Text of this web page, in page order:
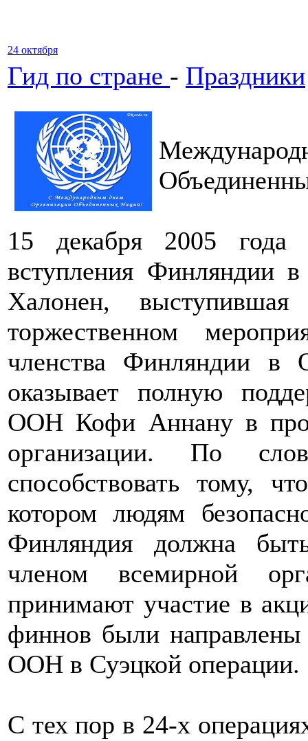
24 октября
Гид по стране - Праздники
15 декабря 2005
вступления Финляндии
Халонен,
торжественном
членства Финляндии в
оказывает полную
ООН Кофи Аннану в
организации. По
способствовать тому,
котором людям
Финляндия должна
членом всемирной
принимают участие в
финнов были
ООН в Суэцкой операции.
С тех пор в 24-х